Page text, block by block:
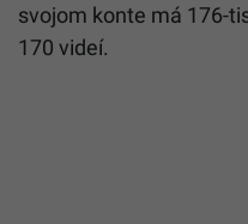
svojom konte má 176-
170 videí.